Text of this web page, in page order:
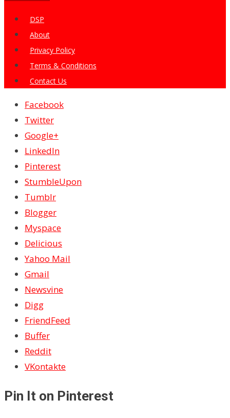
DSP
About
Privacy Policy
Terms & Conditions
Contact Us
Facebook
Twitter
Google+
LinkedIn
Pinterest
StumbleUpon
Tumblr
Blogger
Myspace
Delicious
Yahoo Mail
Gmail
Newsvine
Digg
FriendFeed
Buffer
Reddit
VKontakte
Pin It on Pinterest